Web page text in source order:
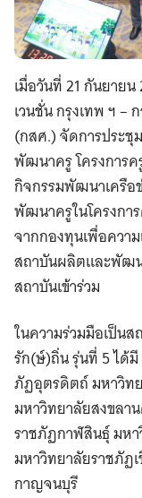
เมื่อวันที่ 21 กันยาย
เวนชั่น กรุงเทพ ฯ –
(กสศ.) จัดการประชุ
พัฒนาครู โครงการ
กิจกรรมพัฒนาเครือ
พัฒนาครูในโครงก
จากกองทุนเพื่อควา
สถาบันผลิตและพัฒน
สถาบันเข้าร่วม
ในความร่วมมือเป็น
รัก(ษ์)ถิ่น รุ่นที่ 5 ได้
ภัฏอุตรดิตถ์ มหาวิท
มหาวิทยาลัยสงขลา
ราชภัฏกาฬสินธุ์ มห
มหาวิทยาลัยราชภัฏ
กาญจนบุรี